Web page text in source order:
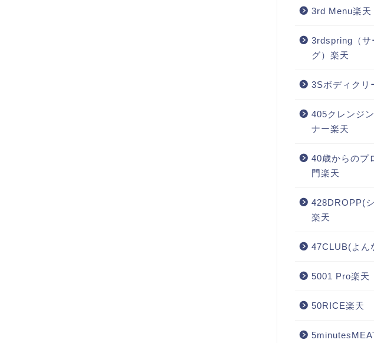
3rd Menu楽天
3rdspring（サ
グ）楽天
3Sボディクリ
405クレンジ
ナー楽天
40歳からのプ
門楽天
428DROPP(
楽天
47CLUB(よん
5001 Pro楽天
50RICE楽天